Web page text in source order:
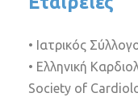
• Ιατρικός
• Ελληνική
Society of